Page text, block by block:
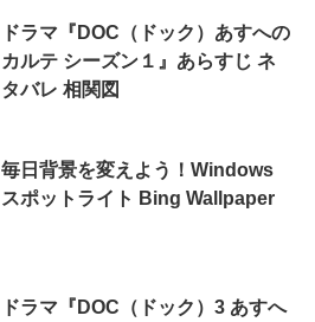
ドラマ『DOC（ドック）あすへの
カルテ シーズン１』あらすじ ネ
タバレ 相関図
毎日背景を変えよう！Windows
スポットライト Bing Wallpaper
ドラマ『DOC（ドック）3 あすへ